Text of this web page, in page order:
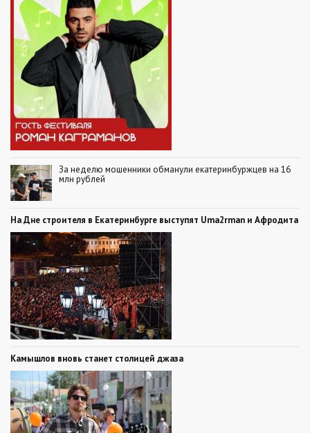
За неделю мошенники обманули екатеринбуржцев на 16
млн рублей
На Дне строителя в Екатеринбурге выступят Uma2rman и Афродита
Камышлов вновь станет столицей джаза